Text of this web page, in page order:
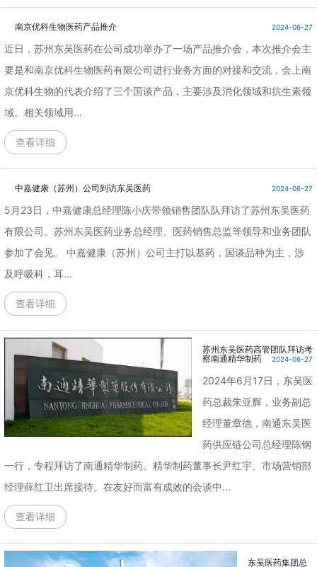
南京优科生物医药产品推介 2024-06-27
近日，苏州东吴医药在公司成功举办了一场产品推介会，本次推介会主
要是和南京优科生物医药有限公司进行业务方面的对接和交流，会上南
京优科生物的代表介绍了三个国谈产品，主要涉及消化领域和抗生素领
域。相关领域用...
查看详细
中嘉健康（苏州）公司到访东吴医药 2024-06-27
5月23日，中嘉健康总经理陈小庆带领销售团队队拜访了苏州东吴医药
有限公司。苏州东吴医药业务总经理、医药销售总监等领导和业务团队
参加了会见。 中嘉健康（苏州）公司主打以基药，国谈品种为主，涉
及呼吸科，耳...
查看详细
苏州东吴医药高管团队拜访考
察南通精华制药
2024-06-27
2024年6月17日，东吴医
药总裁朱亚辉，业务副总
经理董章德，南通东吴医
药供应链公司总经理陈钢
一行，专程拜访了南通精华制药。精华制药董事长尹红宇、市场营销部
经理薛红卫出席接待。在友好而富有成效的会谈中...
查看详细
东吴医药集团总